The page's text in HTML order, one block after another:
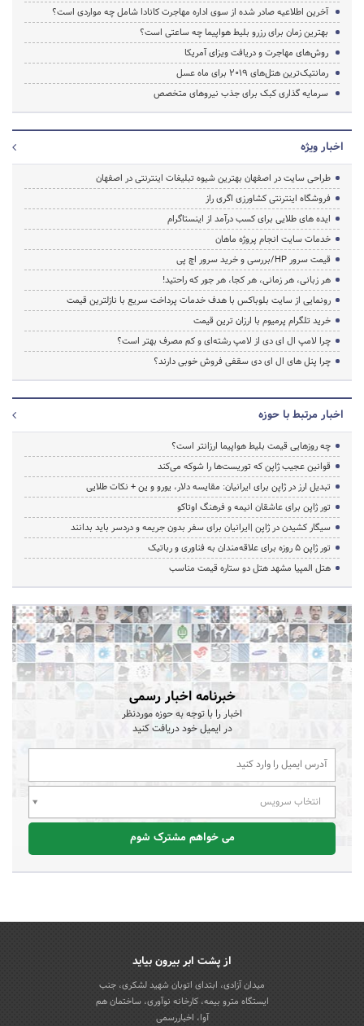
آخرین اطلاعیه صادر شده از سوی اداره مهاجرت کانادا شامل چه مواردی است؟
بهترین زمان برای رزرو بلیط هواپیما چه ساعتی است؟
روش‌های مهاجرت و دریافت ویزای آمریکا
رمانتیک‌ترین هتل‌های 2019 برای ماه عسل
سرمایه گذاری کبک برای جذب نیروهای متخصص
اخبار ویژه
طراحی سایت در اصفهان بهترین شیوه تبلیغات اینترنتی در اصفهان
فروشگاه اینترنتی کشاورزی اگری راز
ایده های طلایی برای کسب درآمد از اینستاگرام
خدمات سایت انجام پروژه ماهان
قیمت سرور HP/بررسی و خرید سرور اچ پی
هر زبانی، هر زمانی، هر کجا، هر جور که راحتید!
رونمایی از سایت بلوباکس با هدف خدمات پرداخت سریع با نازلترین قیمت
خرید تلگرام پرمیوم با ارزان ترین قیمت
چرا لامپ ال ای دی از لامپ رشته‌ای و کم مصرف بهتر است؟
چرا پنل های ال ای دی سقفی فروش خوبی دارند؟
اخبار مرتبط با حوزه
چه روزهایی قیمت بلیط هواپیما ارزانتر است؟
قوانین عجیب ژاپن که توریست‌ها را شوکه می‌کند
تبدیل ارز در ژاپن برای ایرانیان: مقایسه دلار، یورو و ین + نکات طلایی
تور ژاپن برای عاشقان انیمه و فرهنگ اوتاکو
سیگار کشیدن در ژاپن |ایرانیان برای سفر بدون جریمه و دردسر باید بدانند
تور ژاپن ۵ روزه برای علاقه‌مندان به فناوری و رباتیک
هتل المپیا مشهد هتل دو ستاره قیمت مناسب
خبرنامه اخبار رسمی
اخبار را با توجه به حوزه موردنظر
در ایمیل خود دریافت کنید
انتخاب سرویس
می خواهم مشترک شوم
از پشت ابر بیرون بیاید
میدان آزادی، ابتدای اتوبان شهید لشکری، جنب
ایستگاه مترو بیمه، کارخانه نوآوری، ساختمان هم
آوا، اخباررسمی